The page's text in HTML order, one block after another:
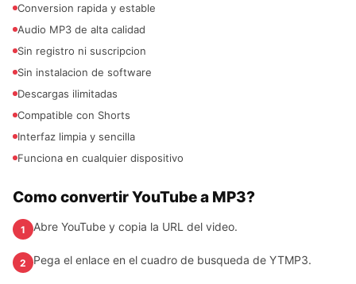
Conversion rapida y estable
Audio MP3 de alta calidad
Sin registro ni suscripcion
Sin instalacion de software
Descargas ilimitadas
Compatible con Shorts
Interfaz limpia y sencilla
Funciona en cualquier dispositivo
Como convertir YouTube a MP3?
1 Abre YouTube y copia la URL del video.
2 Pega el enlace en el cuadro de busqueda de YTMP3.